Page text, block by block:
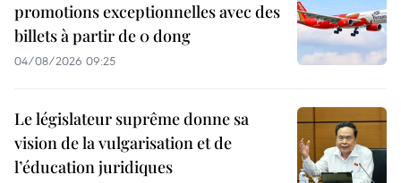
promotions exceptionnelles avec des
billets à partir de 0 dong
04/08/2026 09:25
Le législateur suprême donne sa
vision de la vulgarisation et de
l’éducation juridiques